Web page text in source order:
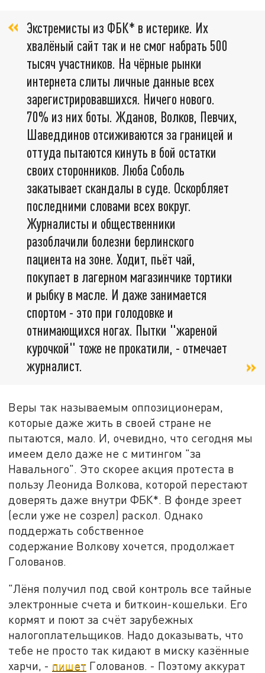
Экстремисты из ФБК* в истерике. Их
хвалёный сайт так и не смог набрать 500
тысяч участников. На чёрные рынки
интернета слиты личные данные всех
зарегистрировавшихся. Ничего нового.
70% из них боты. Жданов, Волков, Певчих,
Шаведдинов отсиживаются за границей и
оттуда пытаются кинуть в бой остатки
своих сторонников. Люба Соболь
закатывает скандалы в суде. Оскорбляет
последними словами всех вокруг.
Журналисты и общественники
разоблачили болезни берлинского
пациента на зоне. Ходит, пьёт чай,
покупает в лагерном магазинчике тортики
и рыбку в масле. И даже занимается
спортом - это при голодовке и
отнимающихся ногах. Пытки "жареной
курочкой" тоже не прокатили, - отмечает
журналист.
Веры так называемым оппозиционерам,
которые даже жить в своей стране не
пытаются, мало. И, очевидно, что сегодня мы
имеем дело даже не с митингом "за
Навального". Это скорее акция протеста в
пользу Леонида Волкова, которой перестают
доверять даже внутри ФБК*. В фонде зреет
(если уже не созрел) раскол. Однако
поддержать собственное
содержание Волкову хочется, продолжает
Голованов.
"Лёня получил под свой контроль все тайные
электронные счета и биткоин-кошельки. Его
кормят и поют за счёт зарубежных
налогоплательщиков. Надо доказывать, что
тебе не просто так кидают в миску казённые
харчи, - пишет Голованов. - Поэтому аккурат